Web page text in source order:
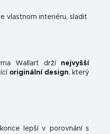
vlastnom interiéru, sladit
Wallart drží nejvyšší
originální design, který
lepší v porovnání s